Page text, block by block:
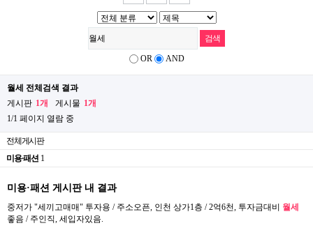
OR AND
월세 전체검색 결과
게시판 1개 게시물 1개
1/1 페이지 열람 중
전체게시판
미용·패션 1
미용·패션 게시판 내 결과
중저가 "세끼고매매" 투자용 / 주소오픈, 인천 상가1층 / 2억6천, 투자금대비 월세
좋음 / 주인직, 세입자있음.